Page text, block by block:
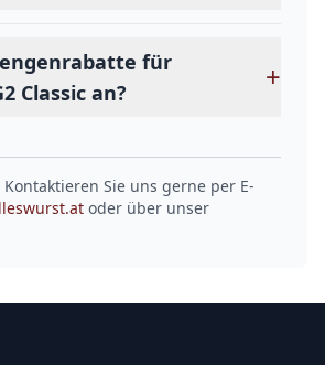
für
Classic an?
+
Kontaktieren Sie uns gerne per E-
oder über unser